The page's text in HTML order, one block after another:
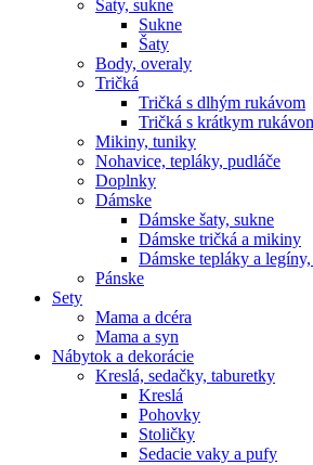
Šaty, sukne
Sukne
Šaty
Body, overaly
Tričká
Tričká s dlhým rukávom
Tričká s krátkym
Mikiny, tuniky
Nohavice, tepláky, pudláče
Doplnky
Dámske
Dámske šaty, sukne
Dámske tričká a mikiny
Dámske tepláky a
Pánske
Sety
Mama a dcéra
Mama a syn
Nábytok a dekorácie
Kreslá, sedačky, taburetky
Kreslá
Pohovky
Stoličky
Sedacie vaky a pufy